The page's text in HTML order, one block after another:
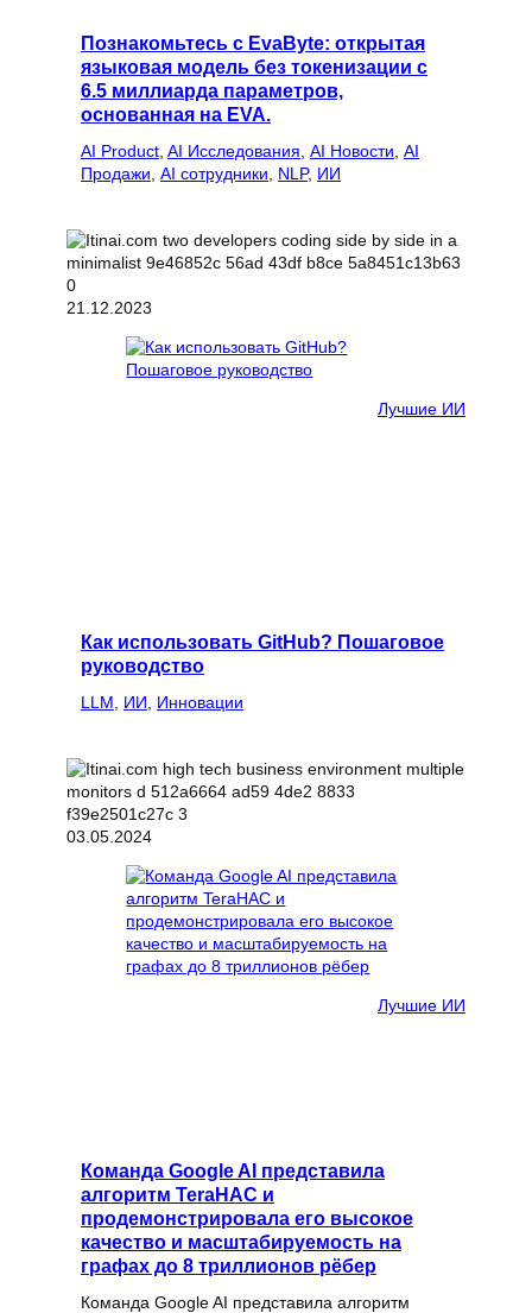
Познакомьтесь с EvaByte: открытая
языковая модель без токенизации с
6.5 миллиарда параметров,
основанная на EVA.
AI Product AI Исследования AI Новости AI
Продажи AI сотрудники NLP, ИИ
21.12.2023
Лучшие ИИ
Как использовать GitHub? Пошаговое
руководство
LLM ИИ Инновации
03.05.2024
Лучшие ИИ
Команда Google AI представила
алгоритм TeraHAC и
продемонстрировала его высокое
качество и масштабируемость на
графах до 8 триллионов рёбер
Команда Google AI представила алгоритм